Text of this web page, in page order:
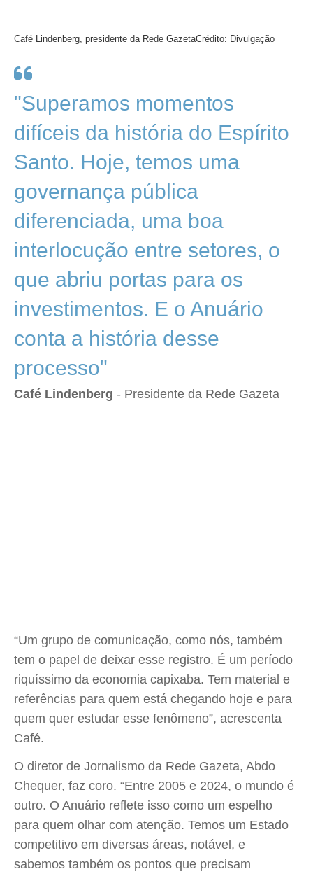
Café Lindenberg, presidente da Rede GazetaCrédito: Divulgação
"Superamos momentos
difíceis da história do Espírito
Santo. Hoje, temos uma
governança pública
diferenciada, uma boa
interlocução entre setores, o
que abriu portas para os
investimentos. E o Anuário
conta a história desse
processo"
Café Lindenberg - Presidente da Rede Gazeta
“Um grupo de comunicação, como nós, também
tem o papel de deixar esse registro. É um período
riquíssimo da economia capixaba. Tem material e
referências para quem está chegando hoje e para
quem quer estudar esse fenômeno”, acrescenta
Café.
O diretor de Jornalismo da Rede Gazeta, Abdo
Chequer, faz coro. “Entre 2005 e 2024, o mundo é
outro. O Anuário reflete isso como um espelho
para quem olhar com atenção. Temos um Estado
competitivo em diversas áreas, notável, e
sabemos também os pontos que precisam